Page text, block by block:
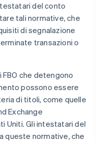
del conto
tali normative, che
di segnalazione
transazioni o
FBO che detengono
possono essere
di titoli, come quelle
Exchange
Uniti. Gli intestatari del
queste normative, che